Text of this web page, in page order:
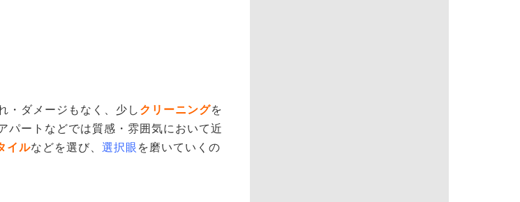
・ダメージもなく、少し クリーニングを
パートなどでは質感・雰囲気において近
イルなどを選び、 選択眼 を磨いていくの